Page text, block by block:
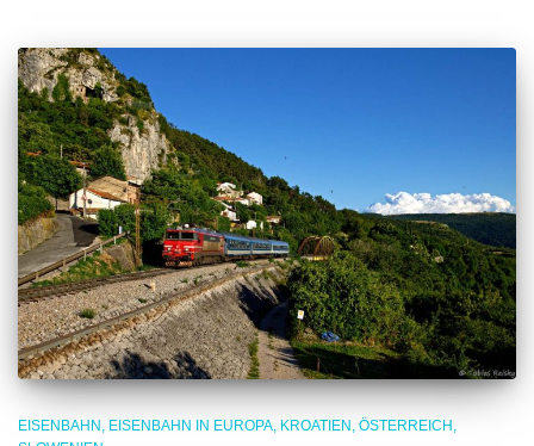
EISENBAHN EISENBAHN IN EUROPA KROATIEN ÖSTERREICH